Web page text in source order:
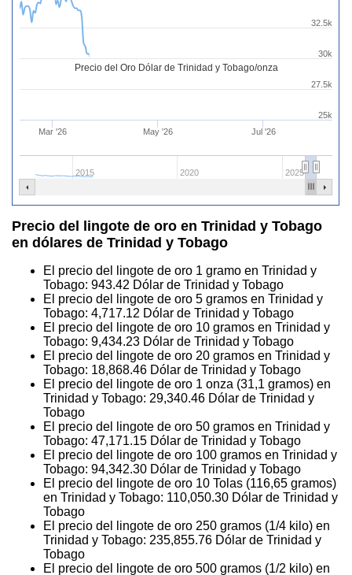
Precio del Oro Dólar de Trinidad y Tobago/onza
Mar '26 May '26 Jul '26
2015 2020 2025
30k
25k
27.5k
32.5k
Precio del lingote de oro en Trinidad y Tobago
en dólares de Trinidad y Tobago
El precio del lingote de oro 1 gramo en Trinidad y
Tobago: 943.42 Dólar de Trinidad y Tobago
El precio del lingote de oro 5 gramos en Trinidad y
Tobago: 4,717.12 Dólar de Trinidad y Tobago
El precio del lingote de oro 10 gramos en Trinidad y
Tobago: 9,434.23 Dólar de Trinidad y Tobago
El precio del lingote de oro 20 gramos en Trinidad y
Tobago: 18,868.46 Dólar de Trinidad y Tobago
El precio del lingote de oro 1 onza (31,1 gramos) en
Trinidad y Tobago: 29,340.46 Dólar de Trinidad y
Tobago
El precio del lingote de oro 50 gramos en Trinidad y
Tobago: 47,171.15 Dólar de Trinidad y Tobago
El precio del lingote de oro 100 gramos en Trinidad y
Tobago: 94,342.30 Dólar de Trinidad y Tobago
El precio del lingote de oro 10 Tolas (116,65 gramos)
en Trinidad y Tobago: 110,050.30 Dólar de Trinidad y
Tobago
El precio del lingote de oro 250 gramos (1/4 kilo) en
Trinidad y Tobago: 235,855.76 Dólar de Trinidad y
Tobago
El precio del lingote de oro 500 gramos (1/2 kilo) en